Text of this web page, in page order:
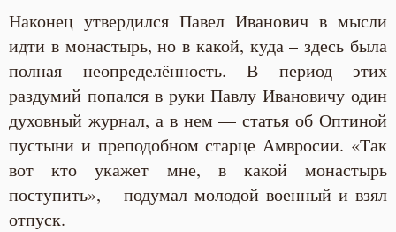
Наконец утвердился Павел Иванович в мысли
идти в монастырь, но в какой, куда – здесь была
полная неопределённость. В период этих
раздумий попался в руки Павлу Ивановичу один
духовный журнал, а в нем — статья об Оптиной
пустыни и преподобном старце Амвросии. «Так
вот кто укажет мне, в какой монастырь
поступить», – подумал молодой военный и взял
отпуск.